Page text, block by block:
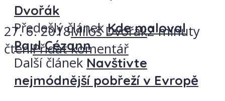
27. 6. 2018Miloš Dvořák2 minuty
čteníPřidat komentář
Dvořák
Předešlý článek Kde maloval
Paul Cézann
Další článek Navštivte
nejmódnější pobřeží v Evropě